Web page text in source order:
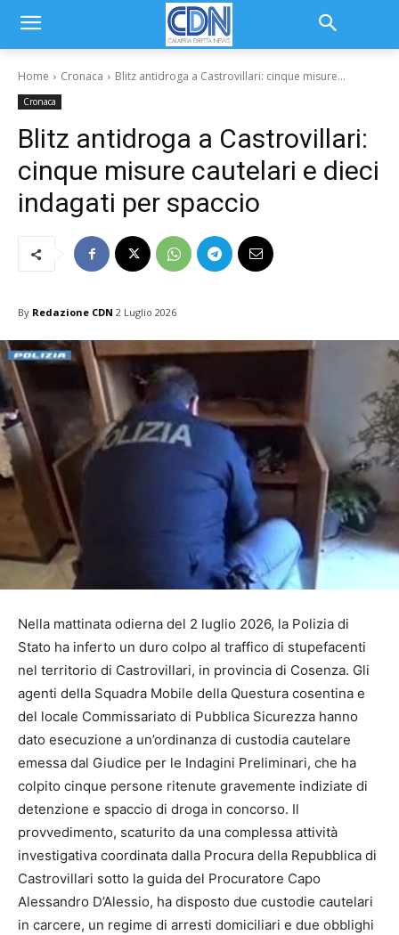
Home Cronaca Blitz antidroga a Castrovillari: cinque misure...
Cronaca
Blitz antidroga a Castrovillari:
cinque misure cautelari e dieci
indagati per spaccio
By Redazione CDN 2 Luglio 2026
Nella mattinata odierna del 2 luglio 2026, la Polizia di
Stato ha inferto un duro colpo al traffico di stupefacenti
nel territorio di Castrovillari, in provincia di Cosenza. Gli
agenti della Squadra Mobile della Questura cosentina e
del locale Commissariato di Pubblica Sicurezza hanno
dato esecuzione a un’ordinanza di custodia cautelare
emessa dal Giudice per le Indagini Preliminari, che ha
colpito cinque persone ritenute gravemente indiziate di
detenzione e spaccio di droga in concorso. Il
provvedimento, scaturito da una complessa attività
investigativa coordinata dalla Procura della Repubblica di
Castrovillari sotto la guida del Procuratore Capo
Alessandro D’Alessio, ha disposto due custodie cautelari
in carcere, un regime di arresti domiciliari e due obblighi